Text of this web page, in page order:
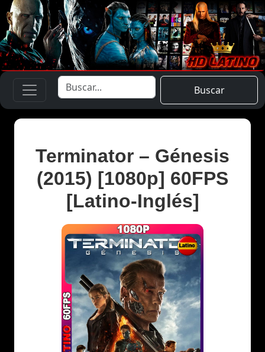
Buscar
Terminator – Génesis
(2015) [1080p] 60FPS
[Latino-Inglés]